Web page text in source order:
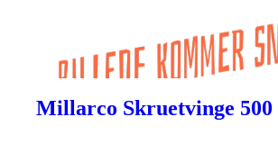
Millarco Skruetvinge 500